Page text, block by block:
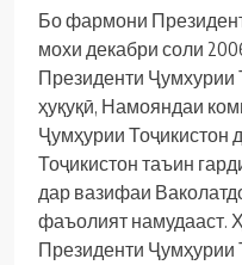
Бо фармони
мохи декабри соли
Президенти Ҷумхурии
ҳуқуқӣ, Намояндаи
Ҷумҳурии Тоҷикистон
Тоҷикистон таъин
дар вазифаи
фаъолият намудааст.
Президенти Ҷумҳурии